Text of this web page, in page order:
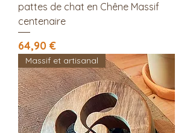
pattes de chat en Chêne Massif
centenaire
Prix
64,90 €
Massif et artisanal